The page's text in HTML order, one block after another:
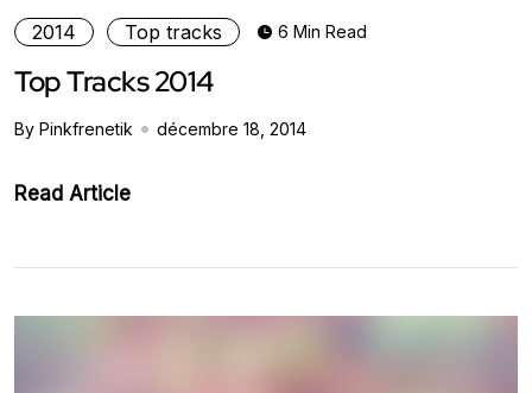
2014 Top tracks 6 Min Read
Top Tracks 2014
By Pinkfrenetik décembre 18, 2014
Read Article